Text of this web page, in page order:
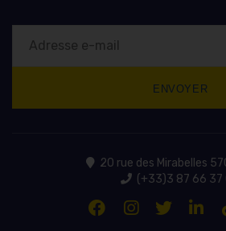
20 rue des Mirabelles
(+33)3 87 66 37